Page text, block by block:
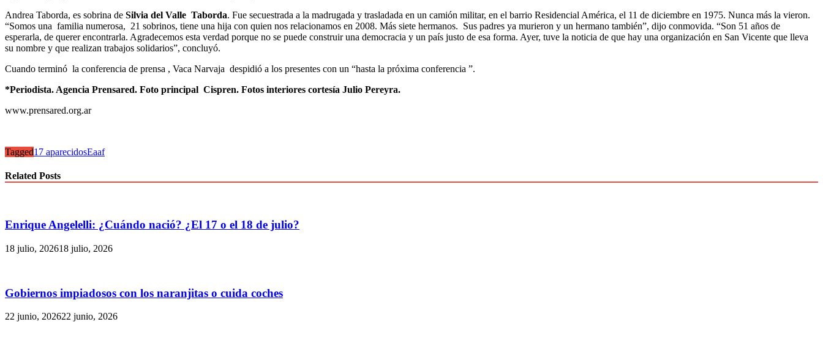
Andrea Taborda, es sobrina de Silvia del Valle Taborda. Fue secuestrada a la madrugada y trasladada en un camión militar, en el barrio Residencial América, el 11 de diciembre en 1975. Nunca más la vieron.
“Somos una familia numerosa, 21 sobrinos, tiene una hija con quien nos relacionamos en 2008. Más siete hermanos. Sus padres ya murieron y un hermano también”, dijo conmovida. “Son 51 años de
esperarla, de querer encontrarla. Agradecemos esta verdad porque no se puede construir una democracia y un país justo de esa forma. Ayer, tuve la noticia de que hay una organización en San Vicente que lleva
su nombre y que realizan trabajos solidarios”, concluyó.
Cuando terminó la conferencia de prensa , Vaca Narvaja despidió a los presentes con un “hasta la próxima conferencia ”.
*Periodista. Agencia Prensared. Foto principal Cispren. Fotos interiores cortesía Julio Pereyra.
www.prensared.org.ar
Tagged17 aparecidosEaaf
Related Posts
Enrique Angelelli: ¿Cuándo nació? ¿El 17 o el 18 de julio?
18 julio, 202618 julio, 2026
Gobiernos impiadosos con los naranjitas o cuida coches
22 junio, 202622 junio, 2026